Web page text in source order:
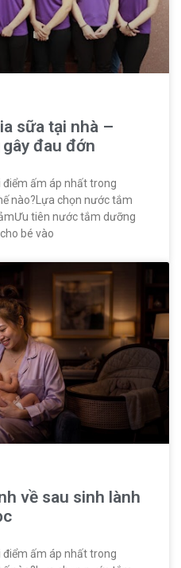
sữa tại nhà –
đau đớn
ấm áp nhất trong
nào?Lựa chọn nước tắm
tiên nước tắm dưỡng
bé vào
về sau sinh lành
điểm ấm áp nhất trong